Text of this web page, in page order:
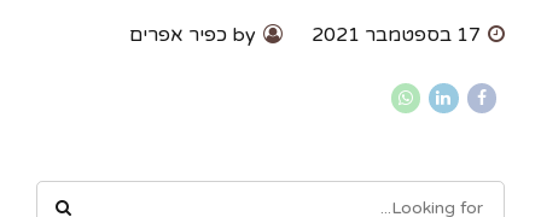
17 בספטמבר 2021 by כפיר אפרים